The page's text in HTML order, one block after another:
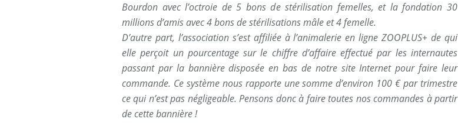
Bourdon avec l’octroie de 5 bons de stérilisation femelles, et la fondation 30
millions d’amis avec 4 bons de stérilisations mâle et 4 femelle.
D’autre part, l’association s’est affiliée à l’animalerie en ligne ZOOPLUS+ de qui
elle perçoit un pourcentage sur le chiffre d’affaire effectué par les internautes
passant par la bannière disposée en bas de notre site Internet pour faire leur
commande. Ce système nous rapporte une somme d’environ 100 € par trimestre
ce qui n’est pas négligeable. Pensons donc à faire toutes nos commandes à partir
de cette bannière !